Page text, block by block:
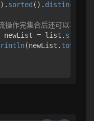
sorted (). distinct
作完集合后还可以再转换
newList = list. stream
(newList. toString